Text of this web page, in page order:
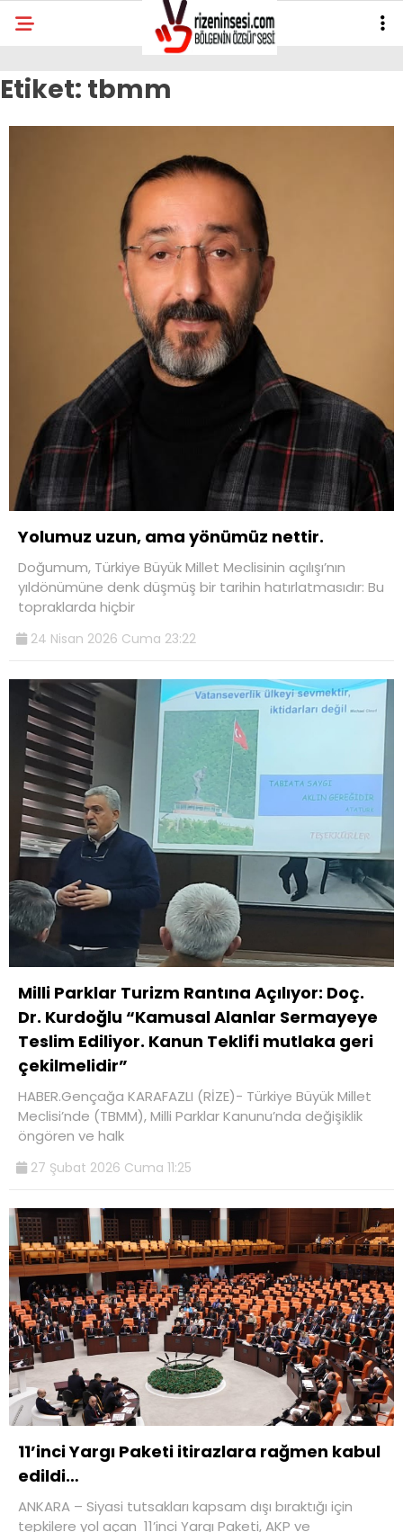
Etiket: tbmm
Yolumuz uzun, ama yönümüz nettir.
Doğumum, Türkiye Büyük Millet Meclisinin açılışı’nın
yıldönümüne denk düşmüş bir tarihin hatırlatmasıdır: Bu
topraklarda hiçbir
24 Nisan 2026 Cuma 23:22
Milli Parklar Turizm Rantına Açılıyor: Doç.
Dr. Kurdoğlu “Kamusal Alanlar Sermayeye
Teslim Ediliyor. Kanun Teklifi mutlaka geri
çekilmelidir”
HABER.Gençağa KARAFAZLI (RİZE)- Türkiye Büyük Millet
Meclisi’nde (TBMM), Milli Parklar Kanunu’nda değişiklik
öngören ve halk
27 Şubat 2026 Cuma 11:25
11’inci Yargı Paketi itirazlara rağmen kabul
edildi…
ANKARA – Siyasi tutsakları kapsam dışı bıraktığı için
tepkilere yol açan 11’inci Yargı Paketi, AKP ve